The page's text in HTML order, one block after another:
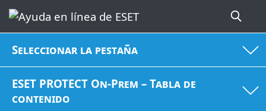
Seleccionar la pestaña
ESET PROTECT On-Prem – Tabla de
contenido